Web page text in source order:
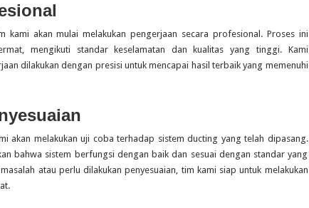
kami akan mulai melakukan pengerjaan secara profesional. Proses ini
mengikuti standar keselamatan dan kualitas yang tinggi. Kami
dilakukan dengan presisi untuk mencapai hasil terbaik yang memenuhi
akan melakukan uji coba terhadap sistem ducting yang telah dipasang.
bahwa sistem berfungsi dengan baik dan sesuai dengan standar yang
atau perlu dilakukan penyesuaian, tim kami siap untuk melakukan